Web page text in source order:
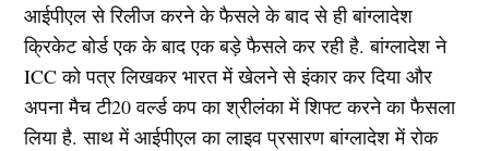
आईपीएल से रिलीज करने के फैसले के बाद से ही बांग्लादेश
क्रिकेट बोर्ड एक के बाद एक बड़े फैसले कर रही है. बांग्लादेश ने
ICC को पत्र लिखकर भारत में खेलने से इंकार कर दिया और
अपना मैच टी20 वर्ल्ड कप का श्रीलंका में शिफ्ट करने का फैसला
लिया है. साथ में आईपीएल का लाइव प्रसारण बांग्लादेश में रोक